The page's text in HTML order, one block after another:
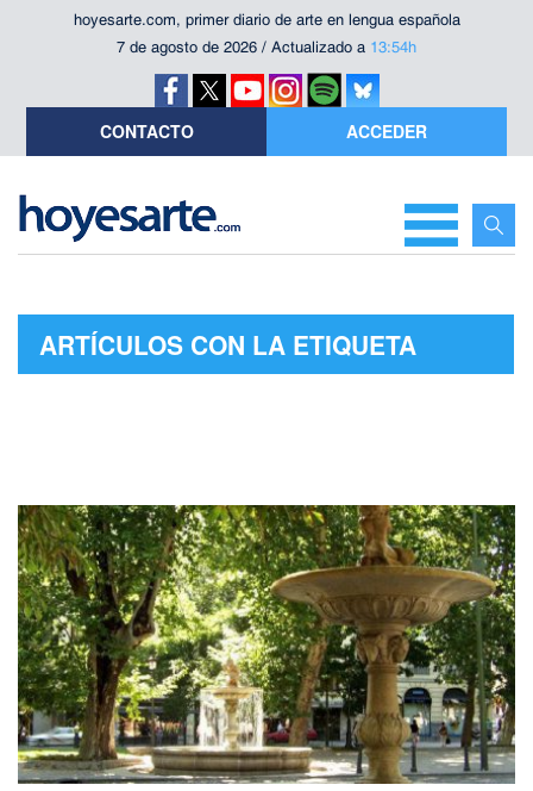
hoyesarte.com, primer diario de arte en lengua española
7 de agosto de 2026 / Actualizado a 13:54h
CONTACTO ACCEDER
ARTÍCULOS CON LA ETIQUETA